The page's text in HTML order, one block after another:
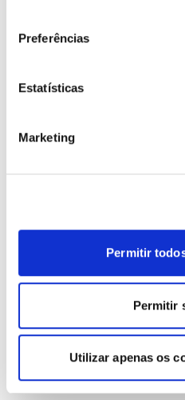
Preferências
Estatísticas
Marketing
Permitir
Permitir
Utilizar apenas os